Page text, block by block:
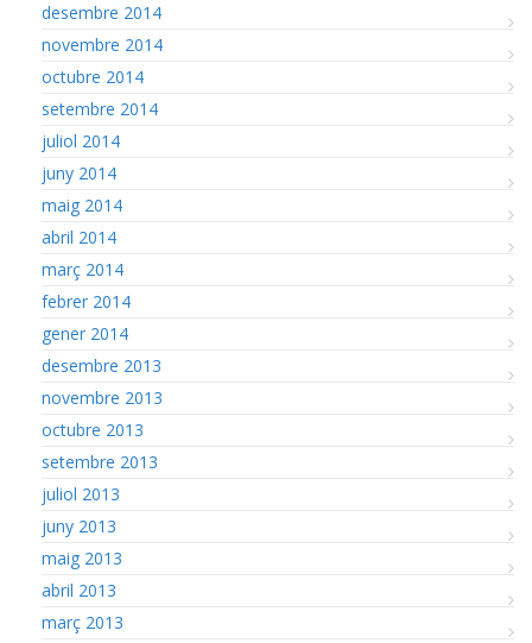
desembre 2014
novembre 2014
octubre 2014
setembre 2014
juliol 2014
juny 2014
maig 2014
abril 2014
març 2014
febrer 2014
gener 2014
desembre 2013
novembre 2013
octubre 2013
setembre 2013
juliol 2013
juny 2013
maig 2013
abril 2013
març 2013